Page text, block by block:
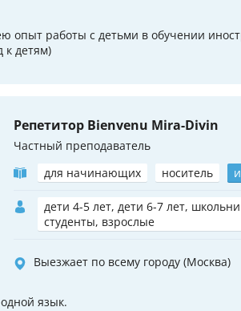
опыт работы с детьми в обучении
к детям)
Репетитор Bienvenu Mira-Divin
Частный преподаватель
для начинающих
носитель
дети 4-5 лет, дети 6-7 лет,
студенты, взрослые
Выезжает по всему городу (Москва)
язык.